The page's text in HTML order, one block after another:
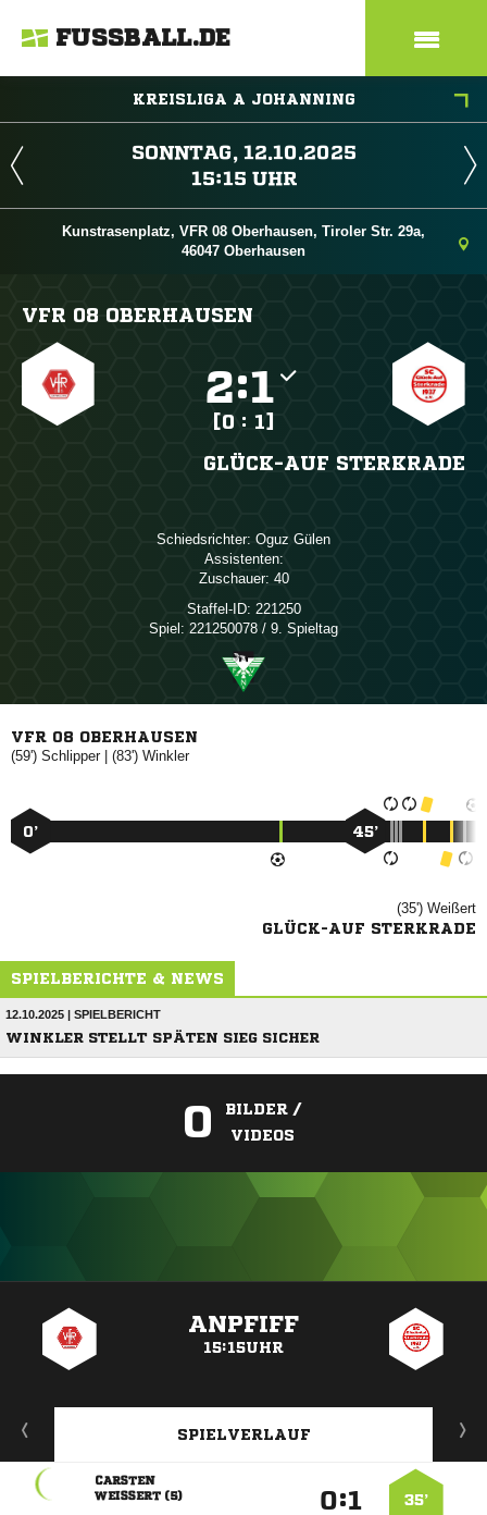
FUSSBALL.DE
KREISLIGA A JOHANNING
 
 
Kunstrasenplatz, VFR 08 Oberhausen, Tiroler Str. 29a,
46047 Oberhausen
VFR 08 OBERHAUSEN
:
[0 : 1]
GLÜCK-AUF STERKRADE
Schiedsrichter:  
Assistenten:
Zuschauer: 40
Staffel-ID: 221250
Spiel: 221250078 / 9. Spieltag
VFR 08 OBERHAUSEN
(59') | (83') 
0’ 45’
(35') 
GLÜCK-AUF STERKRADE
SPIELBERICHTE & NEWS
12.10.2025 | SPIELBERICHT
WINKLER STELLT SPÄTEN SIEG SICHER
0
BILDER /
VIDEOS
ANPFIFF
15:15UHR
SPIELVERLAUF
35’
:

 